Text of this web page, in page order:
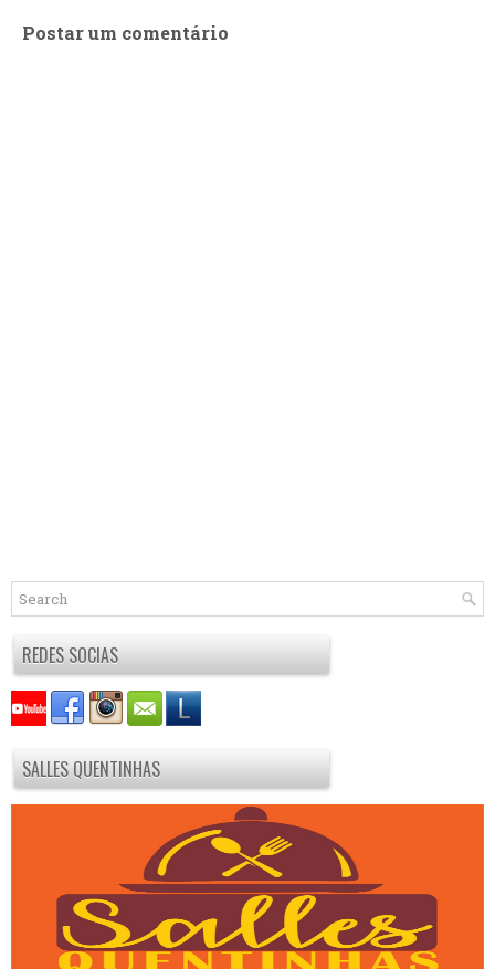
Postar um comentário
REDES SOCIAS
SALLES QUENTINHAS